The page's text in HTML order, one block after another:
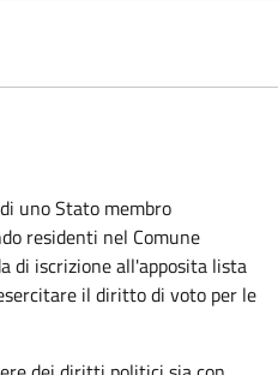
uno Stato membro
residenti nel Comune
di iscrizione all'apposita lista
il diritto di voto per le